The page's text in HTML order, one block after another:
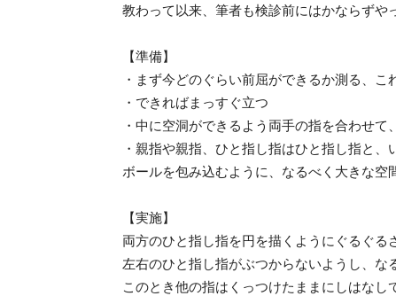
教わって以来、筆者も検診前にはかならずや
【準備】
・まず今どのぐらい前屈ができるか測る、こ
・できればまっすぐ立つ
・中に空洞ができるよう両手の指を合わせ
・親指や親指、ひと指し指はひと指し指と、
ボールを包み込むように、なるべく大きな空
【実施】
両方のひと指し指を円を描くようにぐるぐる
左右のひと指し指がぶつからないようし、な
このとき他の指はくっつけたままにしはなし